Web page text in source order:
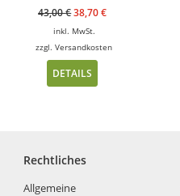
43,00€38,70€
inkl. MwSt.
zzgl.Versandkosten
DETAILS
Rechtliches
Allgemeine